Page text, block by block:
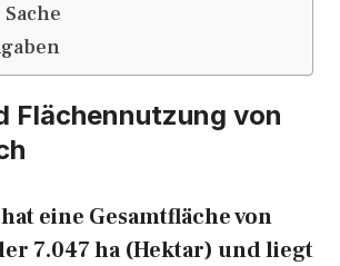
Flächennutzung von
eine Gesamtfläche von
7.047 ha (Hektar) und liegt